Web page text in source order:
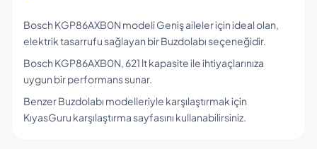
Bosch KGP86AXB0N modeli Geniş aileler için ideal olan,
elektrik tasarrufu sağlayan bir Buzdolabı seçeneğidir.
Bosch KGP86AXB0N, 621 lt kapasite ile ihtiyaçlarınıza
uygun bir performans sunar.
Benzer Buzdolabı modelleriyle karşılaştırmak için
KıyasGuru karşılaştırma sayfasını kullanabilirsiniz.